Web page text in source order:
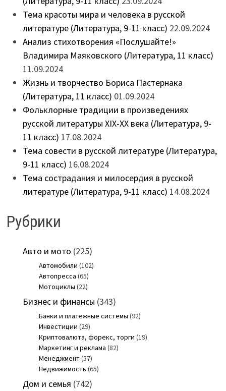
Тема красоты мира и человека в русской
литературе (Литература, 9-11 класс) 22.09.2024
Анализ стихотворения «Послушайте!»
Владимира Маяковского (Литература, 11 класс)
11.09.2024
Жизнь и творчество Бориса Пастернака
(Литература, 11 класс) 01.09.2024
Фольклорные традиции в произведениях
русской литературы XIX-XX века (Литература, 9-
11 класс) 17.08.2024
Тема совести в русской литературе (Литература,
9-11 класс) 16.08.2024
Тема сострадания и милосердия в русской
литературе (Литература, 9-11 класс) 14.08.2024
Рубрики
Авто и мото (225)
Автомобили (102)
Автопресса (65)
Мотоциклы (22)
Бизнес и финансы (343)
Банки и платежные системы (92)
Инвестиции (29)
Криптовалюта, форекс, торги (19)
Маркетинг и реклама (82)
Менеджмент(57)
Недвижимость (65)
Дом и семья (742)